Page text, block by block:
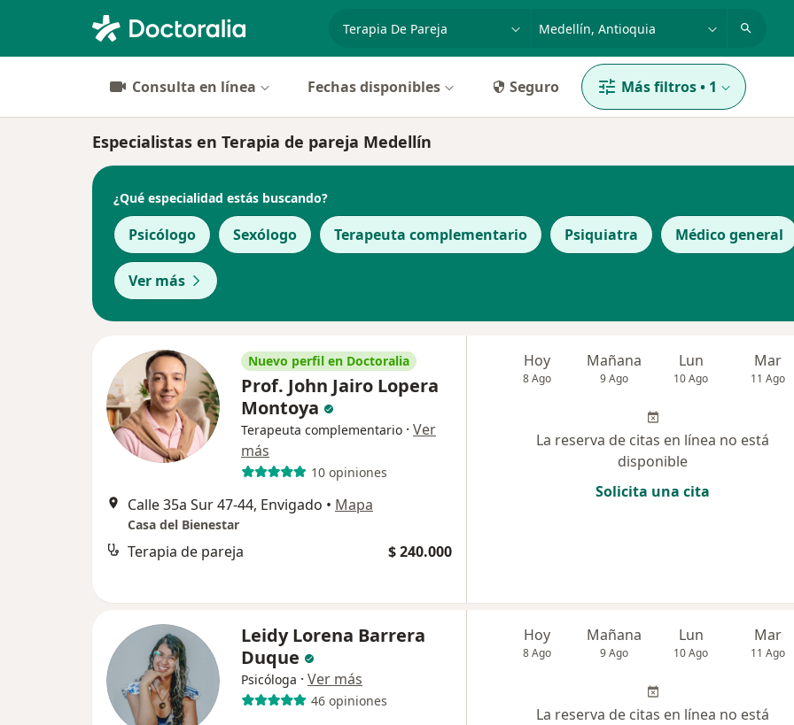
p. ej. Bogotá
Consulta en línea Fechas disponibles Seguro Más filtros• 1
Especialistas en Terapia de pareja Medellín
¿Qué especialidad estás buscando?
Psicólogo Sexólogo Terapeuta complementario Psiquiatra Médico general
Ver más
Nuevo perfil en Doctoralia
Prof. John Jairo Lopera
Montoya
Terapeuta complementario · Ver
más
10 opiniones
Calle 35a Sur 47-44, Envigado • Mapa
Casa del Bienestar
Terapia de pareja $ 240.000
Hoy
8 Ago
Mañana
9 Ago
Lun
10 Ago
Mar
11 Ago
La reserva de citas en línea no está
disponible
Solicita una cita
Leidy Lorena Barrera
Duque
Psicóloga · Ver más
46 opiniones
Hoy
8 Ago
Mañana
9 Ago
Lun
10 Ago
Mar
11 Ago
La reserva de citas en línea no está